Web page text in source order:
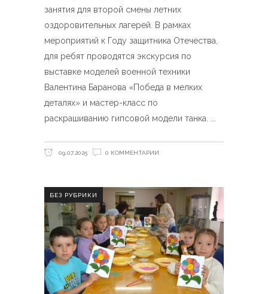
занятия для второй смены летних
оздоровительных лагерей. В рамках
мероприятий к Году защитника Отечества,
для ребят проводятся экскурсия по
выставке моделей военной техники
Валентина Баранова «Победа в мелких
деталях» и мастер-класс по
раскрашиванию гипсовой модели танка.
09.07.2025 0 КОММЕНТАРИИ
БЕЗ РУБРИКИ